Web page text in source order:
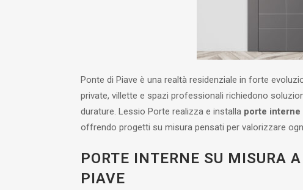
Ponte di Piave è una realtà residenziale in forte
private, villette e spazi professionali richiedono
durature. Lessio Porte realizza e installa porte interne
offrendo progetti su misura pensati per valorizzare
PORTE INTERNE SU MISURA
PIAVE